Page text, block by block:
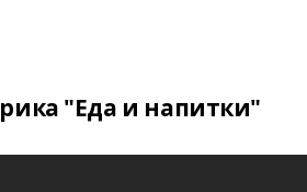
"Еда и напитки"